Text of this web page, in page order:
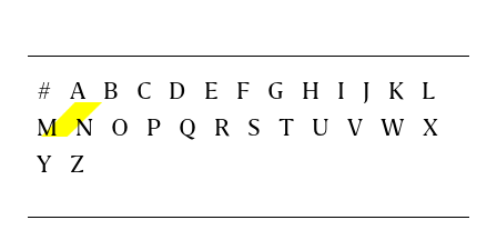
# A B C D E F G H I J K
L
M N O P Q R S T U V W
X
Y
Z